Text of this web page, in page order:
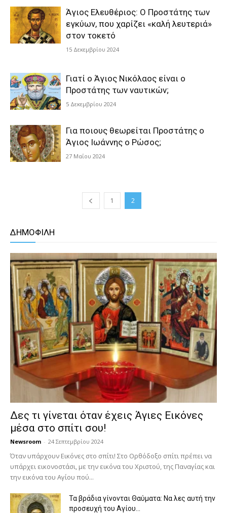
Άγιος Ελευθέριος: Ο Προστάτης των
εγκύων, που χαρίζει «καλή λευτεριά»
στον τοκετό
15 Δεκεμβρίου 2024
Γιατί ο Άγιος Νικόλαος είναι ο
Προστάτης των ναυτικών;
5 Δεκεμβρίου 2024
Για ποιους θεωρείται Προστάτης o
Άγιος Ιωάννης ο Ρώσος;
27 Μαΐου 2024
1 2
ΔΗΜΟΦΙΛΗ
Δες τι γίνεται όταν έχεις Άγιες Εικόνες
μέσα στο σπίτι σου!
Newsroom - 24 Σεπτεμβρίου 2024
Όταν υπάρχουν Εικόνες στο σπίτι! Στο Ορθόδοξο σπίτι πρέπει να
υπάρχει εικονοστάσι, με την εικόνα του Χριστού, της Παν­αγίας και
την εικόνα του Αγίου πού...
Τα βράδια γίνονται Θαύματα: Να λες αυτή την
προσευχή του Αγίου...